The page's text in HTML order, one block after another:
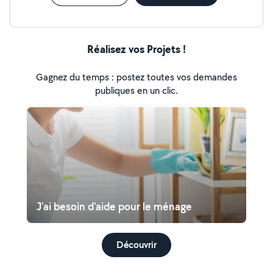
Réalisez vos Projets !
Gagnez du temps : postez toutes vos demandes
publiques en un clic.
J'ai besoin d'aide pour le ménage
Découvrir